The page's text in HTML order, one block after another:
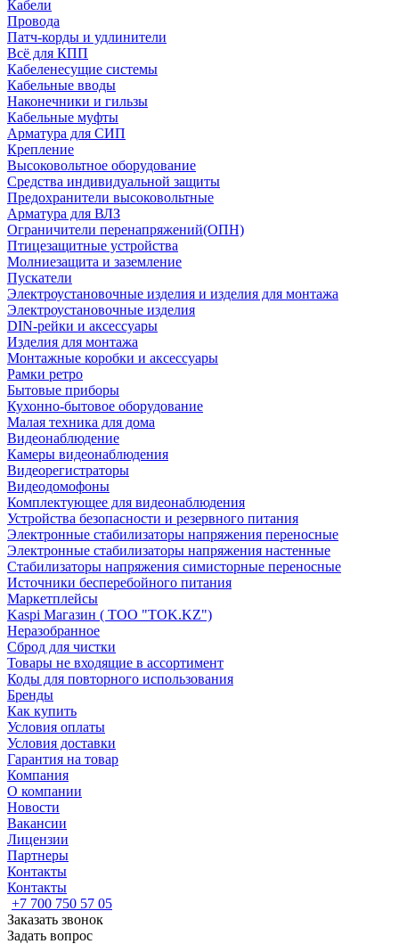
Кабели
Провода
Патч-корды и удлинители
Всё для КПП
Кабеленесущие системы
Кабельные вводы
Наконечники и гильзы
Кабельные муфты
Арматура для СИП
Крепление
Высоковольтное оборудование
Средства индивидуальной защиты
Предохранители высоковольтные
Арматура для ВЛЗ
Ограничители перенапряжений(ОПН)
Птицезащитные устройства
Молниезащита и заземление
Пускатели
Электроустановочные изделия и изделия для монтажа
Электроустановочные изделия
DIN-рейки и аксессуары
Изделия для монтажа
Монтажные коробки и аксессуары
Рамки ретро
Бытовые приборы
Кухонно-бытовое оборудование
Малая техника для дома
Видеонаблюдение
Камеры видеонаблюдения
Видеорегистраторы
Видеодомофоны
Комплектующее для видеонаблюдения
Устройства безопасности и резервного питания
Электронные стабилизаторы напряжения переносные
Электронные стабилизаторы напряжения настенные
Стабилизаторы напряжения симисторные переносные
Источники бесперебойного питания
Маркетплейсы
Kaspi Магазин ( ТОО "TOK.KZ")
Неразобранное
Сброд для чистки
Товары не входящие в ассортимент
Коды для повторного использования
Бренды
Как купить
Условия оплаты
Условия доставки
Гарантия на товар
Компания
О компании
Новости
Вакансии
Лицензии
Партнеры
Контакты
Контакты
+7 700 750 57 05
Заказать звонок
Задать вопрос